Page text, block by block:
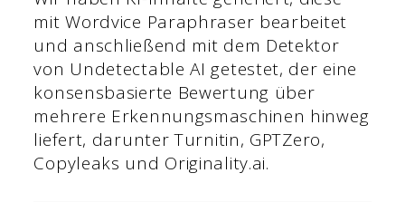
mit Wordvice Paraphraser bearbeitet
und anschließend mit dem Detektor
von Undetectable AI getestet, der eine
konsensbasierte Bewertung über
mehrere Erkennungsmaschinen hinweg
liefert, darunter Turnitin, GPTZero,
Copyleaks und Originality.ai.